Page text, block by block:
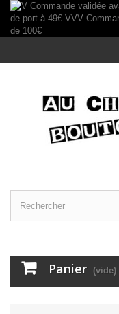
Panier (vide)